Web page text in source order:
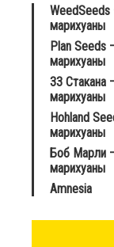
марихуаны
Plan Seeds
марихуаны
33 Стакана
марихуаны
Hohland
марихуаны
Боб Марли
марихуаны
Amnesia